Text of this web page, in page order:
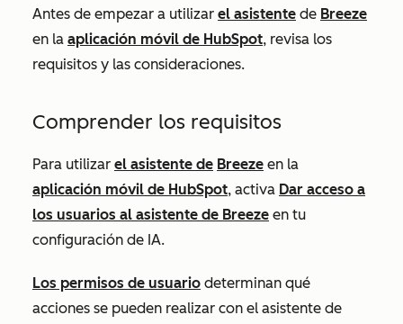
Antes de empezar a utilizar el asistente de Breeze
en la aplicación móvil de HubSpot, revisa los
requisitos y las consideraciones.
Comprender los requisitos
Para utilizar el asistente de Breeze en la
aplicación móvil de HubSpot, activa Dar acceso a
los usuarios al asistente de Breeze en tu
configuración de IA.
Los permisos de usuario determinan qué
acciones se pueden realizar con el asistente de